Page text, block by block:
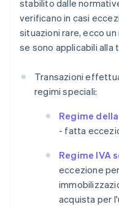
stabilito dalle
verificano in casi
situazioni rare, ecco
se sono applicabili
Transazioni
regimi speciali:
Regime
- fatta
Regime IVA
eccezione
acquista per